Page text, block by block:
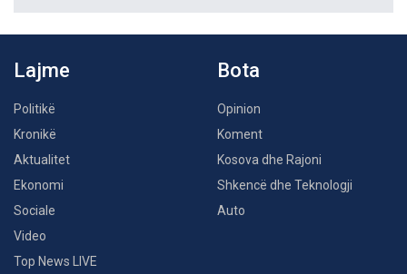
Lajme
Politikë
Kronikë
Aktualitet
Ekonomi
Sociale
Video
Top News LIVE
Bota
Opinion
Koment
Kosova dhe Rajoni
Shkencë dhe Teknologji
Auto